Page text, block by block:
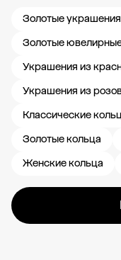
Золотые
Золотые
Украшения из
Украшения из
Классические
Золотые кольца
Женские кольца